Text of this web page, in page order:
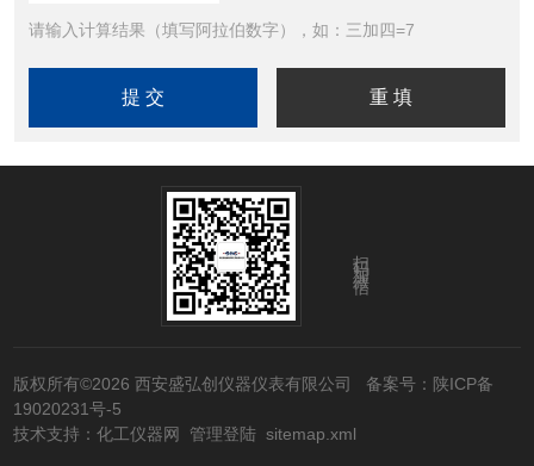
请输入计算结果（填写阿拉伯数字），如：三加四=7
扫码加微信
版权所有©2026 西安盛弘创仪器仪表有限公司 备案号：陕ICP备
19020231号-5
技术支持：化工仪器网 管理登陆 sitemap.xml